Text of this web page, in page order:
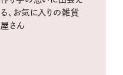
る、お気に入りの雑貨
屋さん